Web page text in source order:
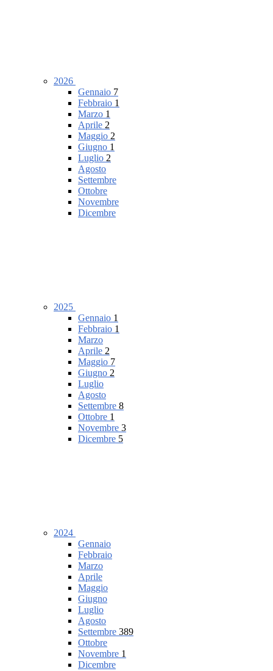
2026
Gennaio 7
Febbraio 1
Marzo 1
Aprile 2
Maggio 2
Giugno 1
Luglio 2
Agosto
Settembre
Ottobre
Novembre
Dicembre
2025
Gennaio 1
Febbraio 1
Marzo
Aprile 2
Maggio 7
Giugno 2
Luglio
Agosto
Settembre 8
Ottobre 1
Novembre 3
Dicembre 5
2024
Gennaio
Febbraio
Marzo
Aprile
Maggio
Giugno
Luglio
Agosto
Settembre 389
Ottobre
Novembre 1
Dicembre